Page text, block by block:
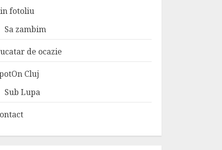
fotoliu
Sa zambim
de ocazie
Cluj
Sub Lupa